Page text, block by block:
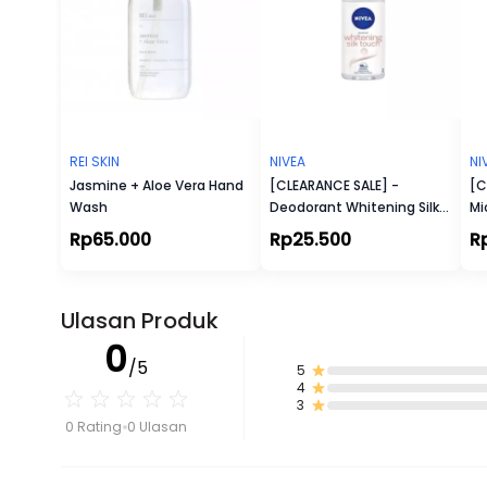
REI SKIN
Jasmine + Aloe Vera Hand
Wash
Rp65.000
NIVEA
[CLEARANCE SALE] -
Deodorant Whitening Silk
Touch Roll On
Rp25.500
Ulasan Produk
0/5
0 Rating 0 Ulasan
5
4
3